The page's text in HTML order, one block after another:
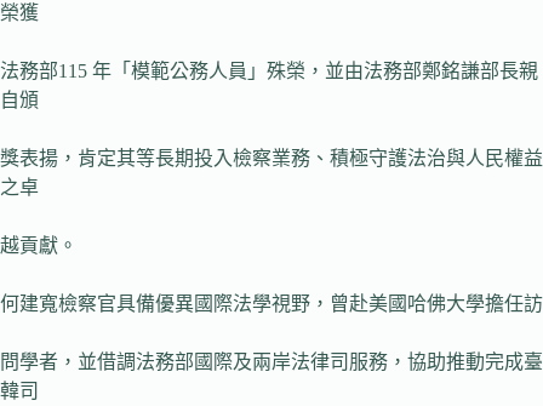
榮獲
法務部115 年「模範公務人員」殊榮，並由法務部鄭銘謙部長親
自頒
獎表揚，肯定其等長期投入檢察業務、積極守護法治與人民權益
之卓
越貢獻。
何建寬檢察官具備優異國際法學視野，曾赴美國哈佛大學擔任訪
問學者，並借調法務部國際及兩岸法律司服務，協助推動完成臺
韓司